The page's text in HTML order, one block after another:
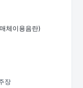
체이용음란)
장